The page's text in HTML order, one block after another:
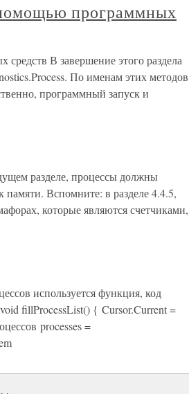
программных
В завершение этого раздела
По именам этих методов
программный запуск и
разделе, процессы должны
памяти. Вспомните: в разделе 4.4.5,
которые являются счетчиками,
используется функция, код
fillProcessList() { Cursor.Current =
processes =